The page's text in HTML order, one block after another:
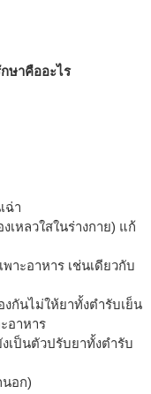
ษาคืออะไร
ฉ่า
เหลวใสในร่างกาย) แก้
าะอาหาร เช่นเดียวกับ
งกันไม่ให้ยาทั้งตำรับเย็น
อาหาร
เป็นตัวปรับยาทั้งตำรับ
นอก)